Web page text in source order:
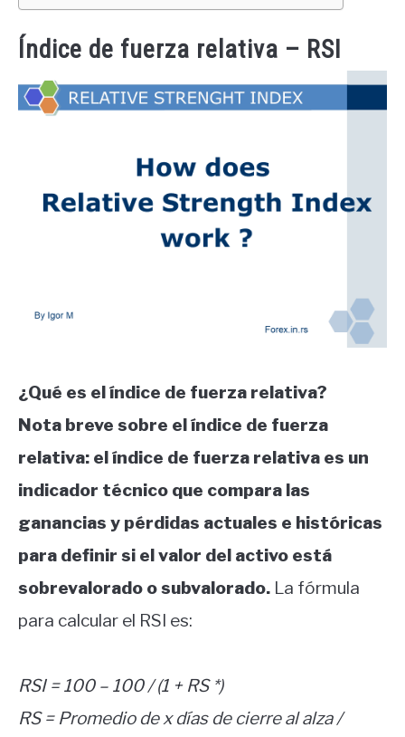
Índice de fuerza relativa – RSI
¿Qué es el índice de fuerza relativa?
Nota breve sobre el índice de fuerza
relativa: el índice de fuerza relativa es un
indicador técnico que compara las
ganancias y pérdidas actuales e históricas
para definir si el valor del activo está
sobrevalorado o subvalorado. La fórmula
para calcular el RSI es:
RSI = 100 – 100 / (1 + RS *)
RS = Promedio de x días de cierre al alza /